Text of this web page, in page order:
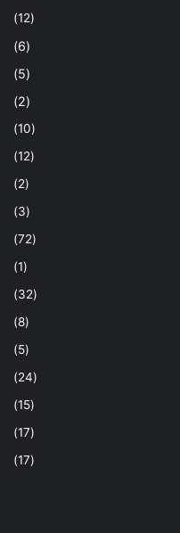
(12)
(6)
(5)
(2)
(10)
(12)
(2)
(3)
(72)
(1)
(32)
(8)
(5)
(24)
(15)
(17)
(17)